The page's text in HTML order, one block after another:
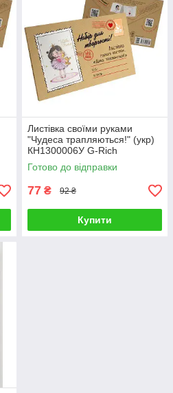
Листівка своїми руками
"Чудеса трапляються!" (укр)
КН1300006У G-Rich
Готово до відправки
77 ₴ 92 ₴
Купити